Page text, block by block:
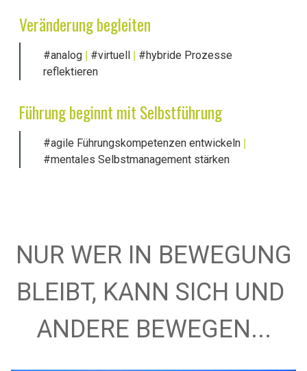
Veränderung begleiten
#analog #virtuell
#hybride Prozesse
reflektieren
Führung beginnt mit Selbstführung
#agile Führungskompetenzen entwickeln
#mentales Selbstmanagement stärken
NUR WER IN BEWEGUNG
BLEIBT, KANN SICH UND
ANDERE BEWEGEN...